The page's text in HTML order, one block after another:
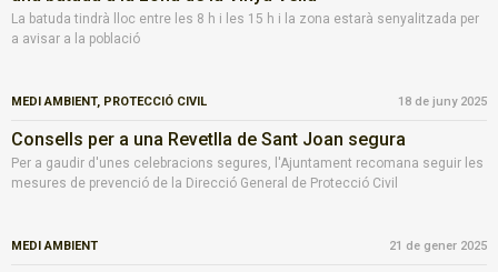
La batuda tindrà lloc entre les 8 h i les 15 h i la zona estarà senyalitzada per
a avisar a la població
MEDI AMBIENT, PROTECCIÓ CIVIL 18 de juny 2025
Consells per a una Revetlla de Sant Joan segura
Per a gaudir d'unes celebracions segures, l'Ajuntament recomana seguir les
mesures de prevenció de la Direcció General de Protecció Civil
MEDI AMBIENT 21 de gener 2025